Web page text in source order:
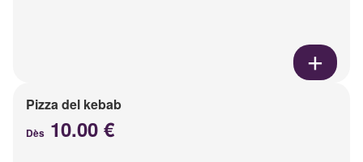
Pizza del kebab
Dès 10.00 €